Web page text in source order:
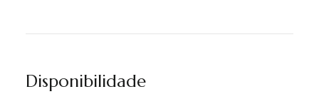
Disponibilidade